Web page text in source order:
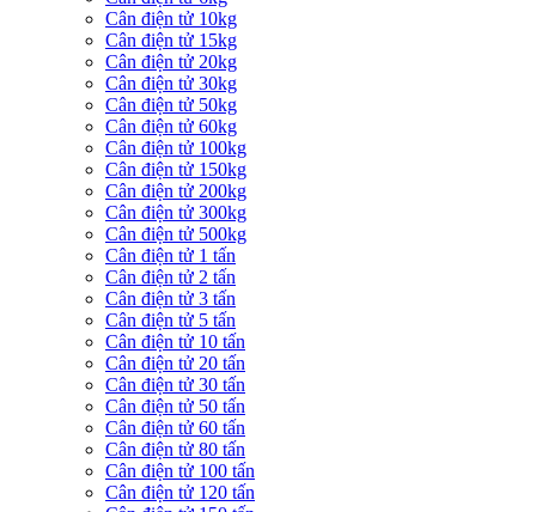
Cân điện tử 10kg
Cân điện tử 15kg
Cân điện tử 20kg
Cân điện tử 30kg
Cân điện tử 50kg
Cân điện tử 60kg
Cân điện tử 100kg
Cân điện tử 150kg
Cân điện tử 200kg
Cân điện tử 300kg
Cân điện tử 500kg
Cân điện tử 1 tấn
Cân điện tử 2 tấn
Cân điện tử 3 tấn
Cân điện tử 5 tấn
Cân điện tử 10 tấn
Cân điện tử 20 tấn
Cân điện tử 30 tấn
Cân điện tử 50 tấn
Cân điện tử 60 tấn
Cân điện tử 80 tấn
Cân điện tử 100 tấn
Cân điện tử 120 tấn